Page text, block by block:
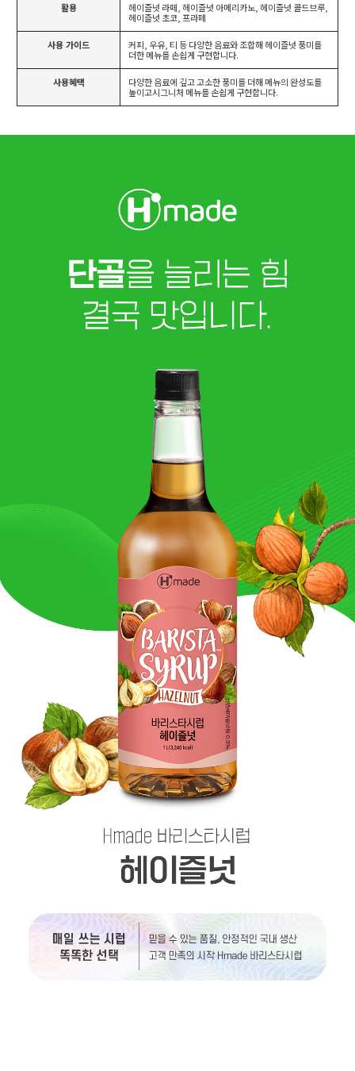
활용
헤이즐넛 라떼, 헤이즐넛 아메리카노, 헤이즐넛 콜드브루,
헤이즐넛 초코, 프라페
사용 가이드
커피, 우유, 티 등 다양한 음료와 조합해 헤이즐넛 풍미를
더한 메뉴를 손쉽게 구현합니다.
사용혜택
다양한 음료에 깊고 고소한 풍미를 더해 메뉴의 완성도를
높이고시그니처 메뉴를 손쉽게 구현합니다.